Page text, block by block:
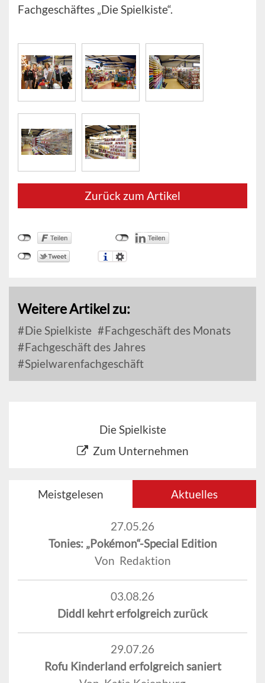
Fachgeschäftes „Die Spielkiste“.
Zurück zum Artikel
Weitere Artikel zu:
Die Spielkiste
Fachgeschäft des Monats
Fachgeschäft des Jahres
Spielwarenfachgeschäft
Die Spielkiste
Zum Unternehmen
Meistgelesen Aktuelles
27.05.26
Tonies: „Pokémon“-Special Edition
Von Redaktion
03.08.26
Diddl kehrt erfolgreich zurück
29.07.26
Rofu Kinderland erfolgreich saniert